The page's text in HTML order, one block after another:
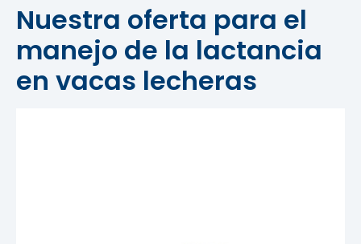
Nuestra oferta para el
manejo de la lactancia
en vacas lecheras